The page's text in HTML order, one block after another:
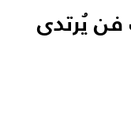
فن يُرتدى